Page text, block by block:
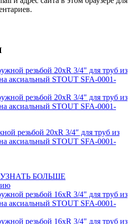
резьбой 20xR 3/4″ для труб из
аксиальный STOUT SFA-0001-
УЗНАТЬ БОЛЬШЕ